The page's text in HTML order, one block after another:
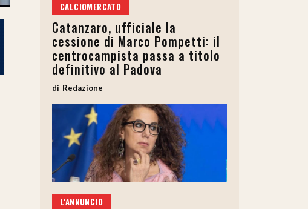
CALCIOMERCATO
Catanzaro, ufficiale la
cessione di Marco Pompetti: il
centrocampista passa a titolo
definitivo al Padova
Redazione
L'ANNUNCIO